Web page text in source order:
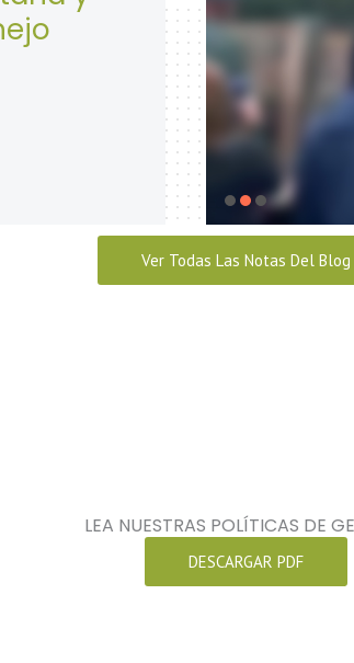
Seguridad y
abril 28, 2026
Ver Todas Las Notas Del Blog
LEA NUESTRAS POLÍTICAS DE
DESCARGAR PDF